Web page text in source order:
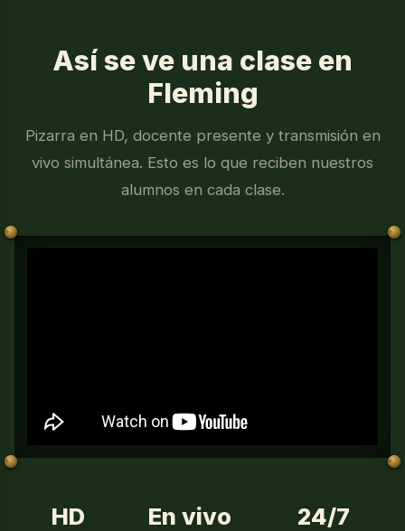
Así se ve una clase en
Fleming
Pizarra en HD, docente presente y transmisión en
vivo simultánea. Esto es lo que reciben nuestros
alumnos en cada clase.
HD En vivo 24/7